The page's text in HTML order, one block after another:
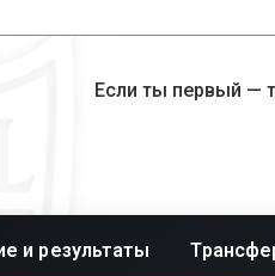
Если ты первый —
и результаты